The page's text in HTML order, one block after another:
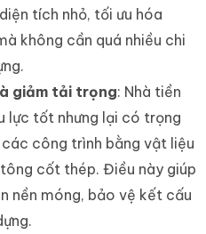
tích nhỏ, tối ưu hóa
không cần quá nhiều chi
giảm tải trọng: Nhà tiền
lực tốt nhưng lại có trọng
các công trình bằng vật liệu
cốt thép. Điều này giúp
nền móng, bảo vệ kết cấu